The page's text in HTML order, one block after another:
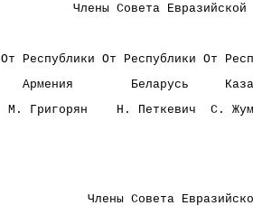
Члены Совета
От Республики От Республики От
Армения        Беларусь
М. Григорян    Н. Петкевич  С.
Члены Совета